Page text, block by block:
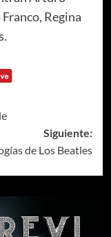
Regina
Siguiente:
de Los Beatles